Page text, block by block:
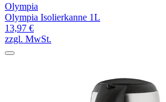
Olympia
Olympia Isolierkanne 1L
13,97 €
zzgl. MwSt.